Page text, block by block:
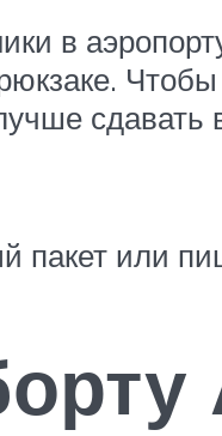
в
сдавать
пакет или